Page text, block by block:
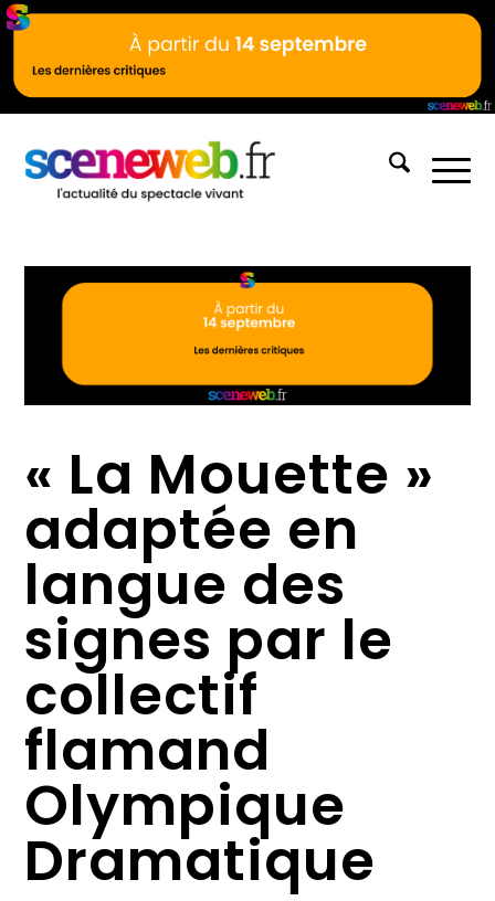
« La Mouette »
adaptée en
langue des
signes par le
collectif
flamand
Olympique
Dramatique